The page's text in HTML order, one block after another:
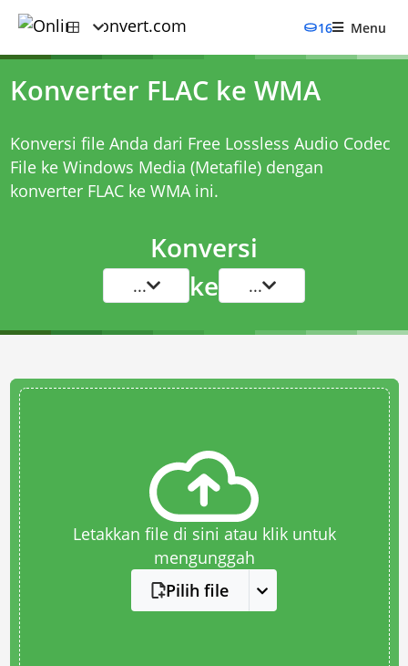
16 Menu
Konverter FLAC ke WMA
Konversi file Anda dari Free Lossless Audio Codec
File ke Windows Media (Metafile) dengan
konverter FLAC ke WMAini.
Konversi
... ke ...
Letakkan file di sini atau klik untuk
mengunggah
Pilih file